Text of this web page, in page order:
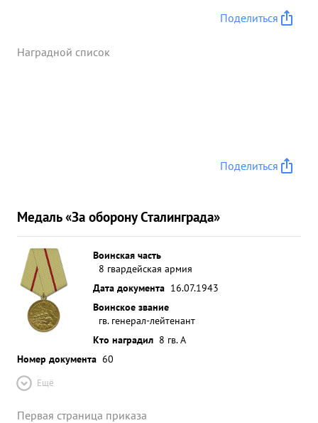
Поделиться
Наградной список
Поделиться
Медаль «За оборону Сталинграда»
Воинская часть
8 гвардейская армия
Дата документа 16.07.1943
Воинское звание
гв. генерал-лейтенант
Кто наградил 8 гв. А
Номер документа 60
Ещё
Первая страница приказа